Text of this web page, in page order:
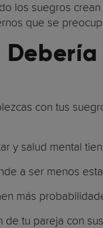
los suegros
que se
con tus
y salud mental
a ser menos
más
de tu pareja con